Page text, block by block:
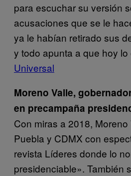
para escuchar su versión
acusaciones que se le
ya le habían retirado sus
y todo apunta a que hoy
Universal
Moreno Valle,
en precampaña
Con miras a 2018, Moreno
Puebla y CDMX con
revista Líderes donde lo
presidenciable». También